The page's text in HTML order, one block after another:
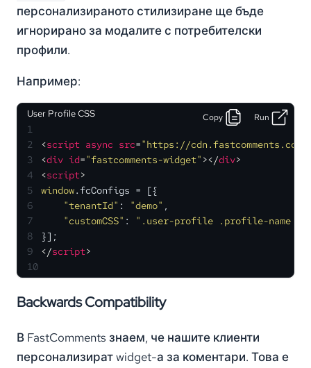
персонализираното стилизиране ще бъде
игнорирано за модалите с потребителски
профили.
Например:
User Profile CSS Copy Run
1
2
<script async src="https://
3
<div id="fastcomments-widget" ></div>
4
<script>
5
window.fcConfigs = [{
6
"tenantId" : "demo"
7
"customCSS" :
".user-profile .profile-name {
8
}];
9
</script>
10
Backwards Compatibility
В FastComments знаем, че нашите клиенти
персонализират widget-а за коментари. Това е